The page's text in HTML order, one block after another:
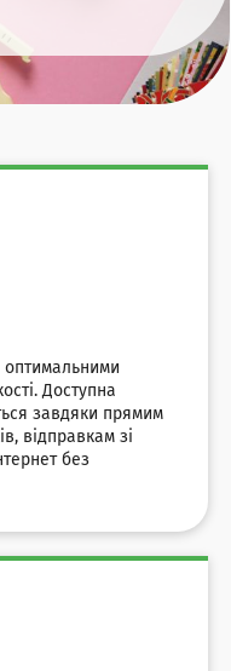
Доступна
завдяки прямим
відправкам зі
без